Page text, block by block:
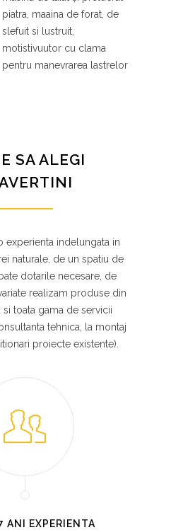
piatra, maaina de forat, de
slefuit si lustruit,
motistivuutor cu clama
pentru manevrarea lastrelor
SA ALEGI
experienta indelungata in
naturale, de un spatiu de
dotarile necesare, de
realizam produse din
si toata gama de servicii
tehnica, la montaj
proiecte existente).
ANI EXPERIENTA